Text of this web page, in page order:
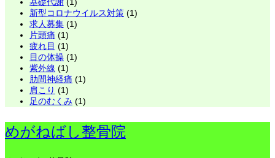
新型コロナウイルス対策 (1)
求人募集 (1)
片頭痛 (1)
疲れ目 (1)
目の体操 (1)
紫外線 (1)
肋間神経痛 (1)
肩こり (1)
足のむくみ (1)
めがねばし整骨院